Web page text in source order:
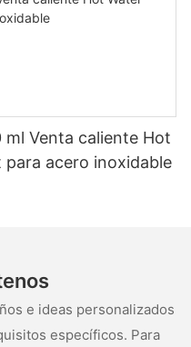
Venta caliente Hot
acero inoxidable
e ideas personalizados
específicos. Para